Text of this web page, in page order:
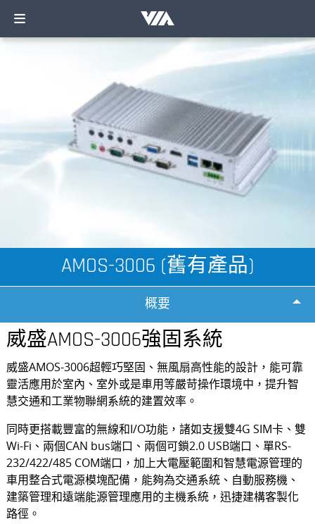
AMOS-3006 (舊有產品)
概要
威盛AMOS-3006強固系統
威盛AMOS-3006超輕巧堅固、無風扇高性能的設計，能可靠
靈活應用於室內、室外或是車用等嚴苛操作環境中，提升智
慧交通和工業物聯網系統的建置效率。
同時更搭載豐富的無線和I/O功能，諸如支援雙4G SIM卡、雙
Wi-Fi、兩個CAN bus端口、兩個可鎖2.0 USB端口、單RS-
232/422/485 COM端口，加上大電壓範圍和智慧電源管理的
車用整合式電源模塊配備，能夠為交通系統、自動服務機、
建築管理和遠端能源管理應用的主機系統，迅捷建構客製化
路徑。